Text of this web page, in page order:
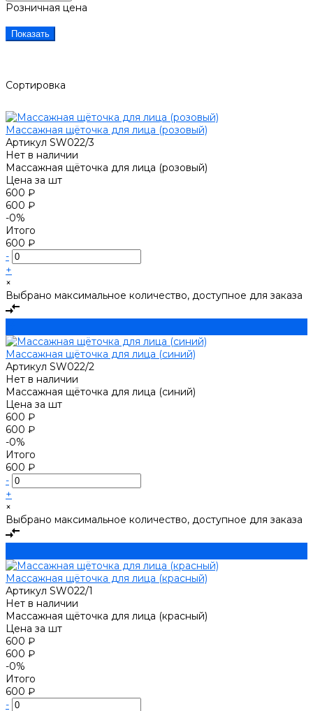
Розничная цена
Показать
Сортировка
Массажная щёточка для лица (розовый)
Артикул SW022/3
Нет в наличии
Массажная щёточка для лица (розовый)
Цена за шт
600 ₽
600 ₽
-0%
Итого
600 ₽
-
+
×
Выбрано максимальное количество, доступное для заказа
Массажная щёточка для лица (синий)
Артикул SW022/2
Нет в наличии
Массажная щёточка для лица (синий)
Цена за шт
600 ₽
600 ₽
-0%
Итого
600 ₽
-
+
×
Выбрано максимальное количество, доступное для заказа
Массажная щёточка для лица (красный)
Артикул SW022/1
Нет в наличии
Массажная щёточка для лица (красный)
Цена за шт
600 ₽
600 ₽
-0%
Итого
600 ₽
-